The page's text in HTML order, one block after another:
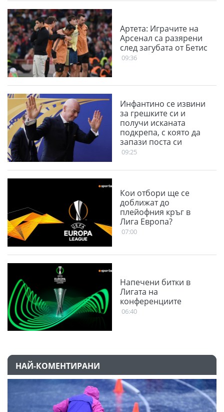
Артета: Играчите на
Арсенал са разярени
след загубата от Бетис
09:36
Инфантино се извини
за грешките си и
получи исканата
подкрепа, с която да
запази поста си
09:25
Кои отбори ще се
доближат до
плейофния кръг в
Лига Европа?
07:00
Напечени битки в
Лигата на
конференциите
06:40
НАЙ-КОМЕНТИРАНИ